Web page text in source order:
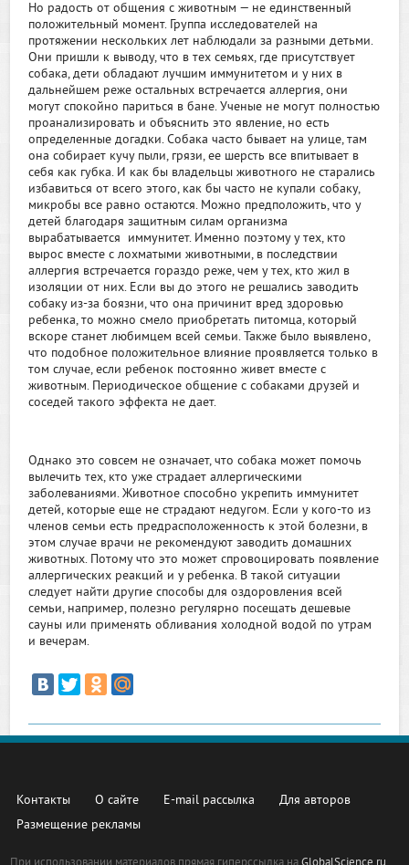
Но радость от общения с животным — не единственный
положительный момент. Группа исследователей на
протяжении нескольких лет наблюдали за разными детьми.
Они пришли к выводу, что в тех семьях, где присутствует
собака, дети обладают лучшим иммунитетом и у них в
дальнейшем реже остальных встречается аллергия, они
могут спокойно париться в бане. Ученые не могут полностью
проанализировать и объяснить это явление, но есть
определенные догадки. Собака часто бывает на улице, там
она собирает кучу пыли, грязи, ее шерсть все впитывает в
себя как губка. И как бы владельцы животного не старались
избавиться от всего этого, как бы часто не купали собаку,
микробы все равно остаются. Можно предположить, что у
детей благодаря защитным силам организма
вырабатывается иммунитет. Именно поэтому у тех, кто
вырос вместе с лохматыми животными, в последствии
аллергия встречается гораздо реже, чем у тех, кто жил в
изоляции от них. Если вы до этого не решались заводить
собаку из-за боязни, что она причинит вред здоровью
ребенка, то можно смело приобретать питомца, который
вскоре станет любимцем всей семьи. Также было выявлено,
что подобное положительное влияние проявляется только в
том случае, если ребенок постоянно живет вместе с
животным. Периодическое общение с собаками друзей и
соседей такого эффекта не дает.
Однако это совсем не означает, что собака может помочь
вылечить тех, кто уже страдает аллергическими
заболеваниями. Животное способно укрепить иммунитет
детей, которые еще не страдают недугом. Если у кого-то из
членов семьи есть предрасположенность к этой болезни, в
этом случае врачи не рекомендуют заводить домашних
животных. Потому что это может спровоцировать появление
аллергических реакций и у ребенка. В такой ситуации
следует найти другие способы для оздоровления всей
семьи, например, полезно регулярно посещать дешевые
сауны или применять обливания холодной водой по утрам
и вечерам.
Контакты О сайте E-mail рассылка
Для авторов
Размещение рекламы